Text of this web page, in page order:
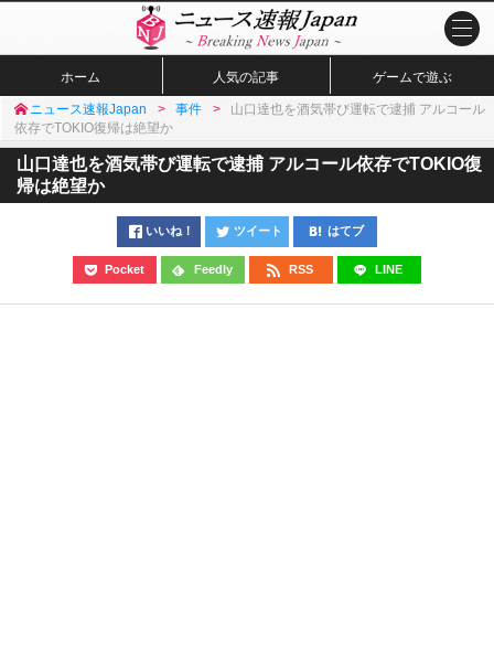
ホーム 人気の記事 ゲームで遊ぶ
ニュース速報Japan 事件
山口達也を酒気帯び運転で逮捕 アルコール
依存でTOKIO復帰は絶望か
山口達也を酒気帯び運転で逮捕 アルコール依存でTOKIO復
帰は絶望か
いいね！ ツイート はてブ
Pocket Feedly RSS LINE